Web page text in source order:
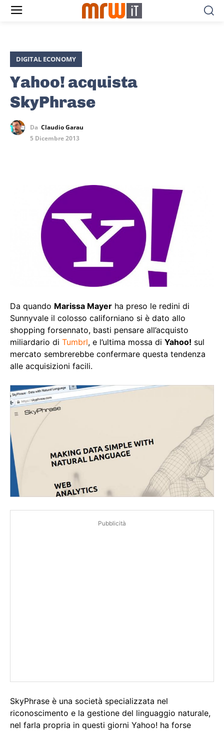
DIGITAL ECONOMY
Yahoo! acquista
SkyPhrase
Da Claudio Garau
5 Dicembre 2013
Da quando Marissa Mayer ha preso le redini di
Sunnyvale il colosso californiano si è dato allo
shopping forsennato, basti pensare all’acquisto
miliardario di Tumbrl, e l’ultima mossa di Yahoo! sul
mercato sembrerebbe confermare questa tendenza
alle acquisizioni facili.
Pubblicità
SkyPhrase è una società specializzata nel
riconoscimento e la gestione del linguaggio naturale,
nel farla propria in questi giorni Yahoo! ha forse